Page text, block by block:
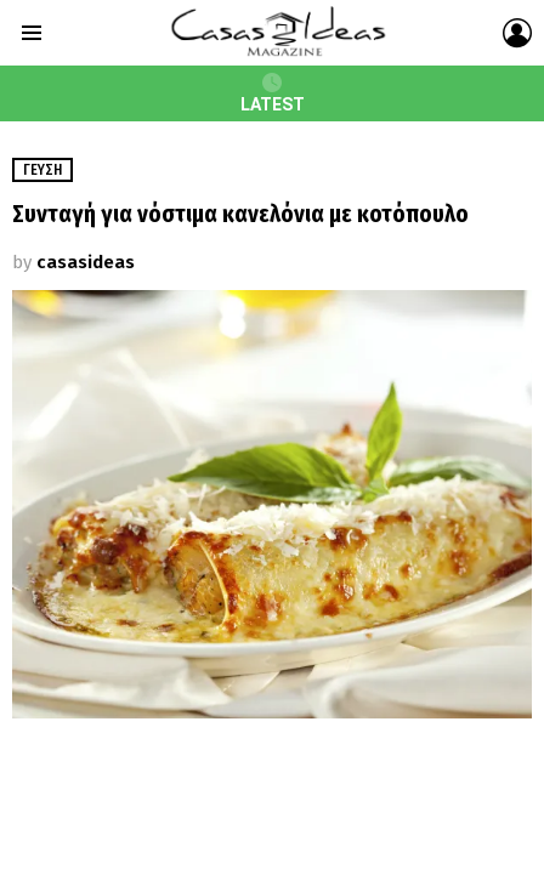
LATEST
ΓΕΎΣΗ
Συνταγή για νόστιμα κανελόνια με κοτόπουλο
by casasideas